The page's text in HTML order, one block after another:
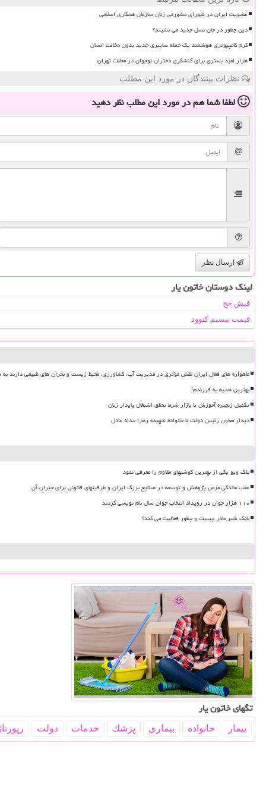
عضویت ایران در شورای مشورتی زنان سازمان همکاری اسلامی
دین چطور در جان نسل جدید می نشیند؟
کرم کامپیوتری هوشمند یک حمله سایبری جدید بدون دخالت انسان
هزار امید بستری برای کنشگری دختران نوجوان در محلات تهران
نظرات بینندگان در مورد این مطلب
لطفا شما همدر مورد این مطلبنظر دهید
ارسال نظر
لینک دوستان خاتون یار
فیش حج
قیمت بیسیم کنوود
ماهواره های فعال ایران نقش مؤثری در مدیریت آب، کشاورزی، محیط زیست و بحران های طبیعی دارند به
بهترین هدیه به فرزندم!
تکمیل زنجیره آموزش تا بازار شرط تحقق اشتغال پایدار زنان
دیدار معاون رئیس دولت با خانواده شهیده زهرا حداد عادل
بلک ویو یکی از بهترین گوشیهای مقاوم را معرفی نمود
عقب ماندگی مزمن پژوهش و توسعه در صنایع بزرگ ایران و ظرفیتهای قانونی برای جبران آن
۱۱۰ هزار جوان در رویداد انتخاب جوان سال نام نویسی کردند
بانک شیر مادر چیست و چطور فعالیت می کند؟
تگهای خاتون یار
بیمار خانواده بیماری پزشك خدمات دولت رپورتاژ